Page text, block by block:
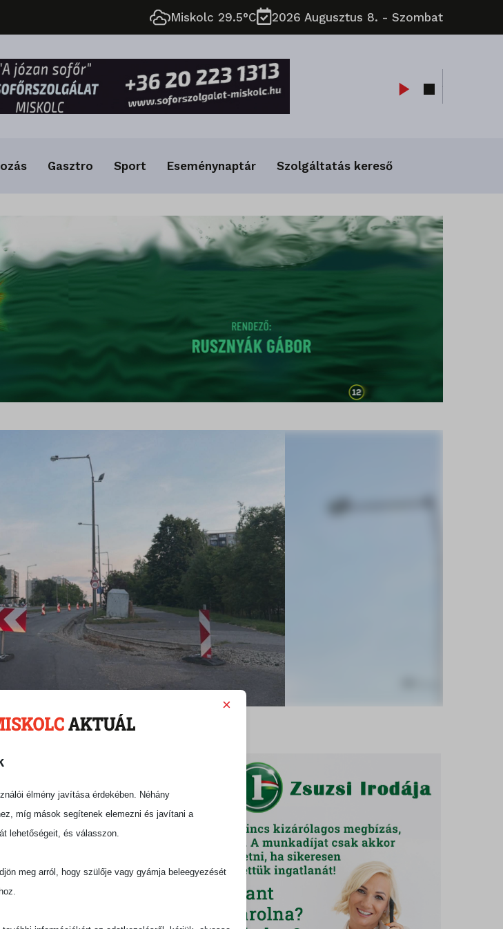
Miskolc 29.5°C 2026 Augusztus 8. - Szombat
Gasztro Sport Eseménynaptár Szolgáltatás kereső
rend Miskolcon
forgalmas miskolci
az Avas
hivatalos közösségi
utca és
utca és a Mednyánszky
×
élmény javítása érdekében. Néhány
míg mások segítenek elemezni és javítani a
lehetőségeit, és válasszon.
meg arról, hogy szülője vagy gyámja beleegyezését